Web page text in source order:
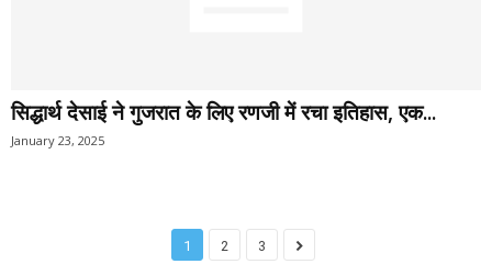
सिद्धार्थ देसाई ने गुजरात के लिए रणजी में रचा इतिहास, एक...
January 23, 2025
1 2 3